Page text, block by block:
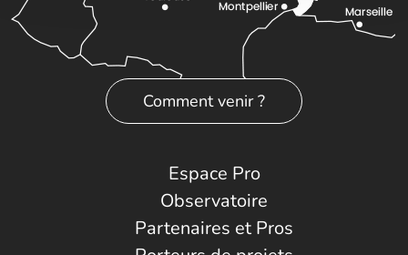
Comment venir ?
Espace Pro
Observatoire
Partenaires et Pros